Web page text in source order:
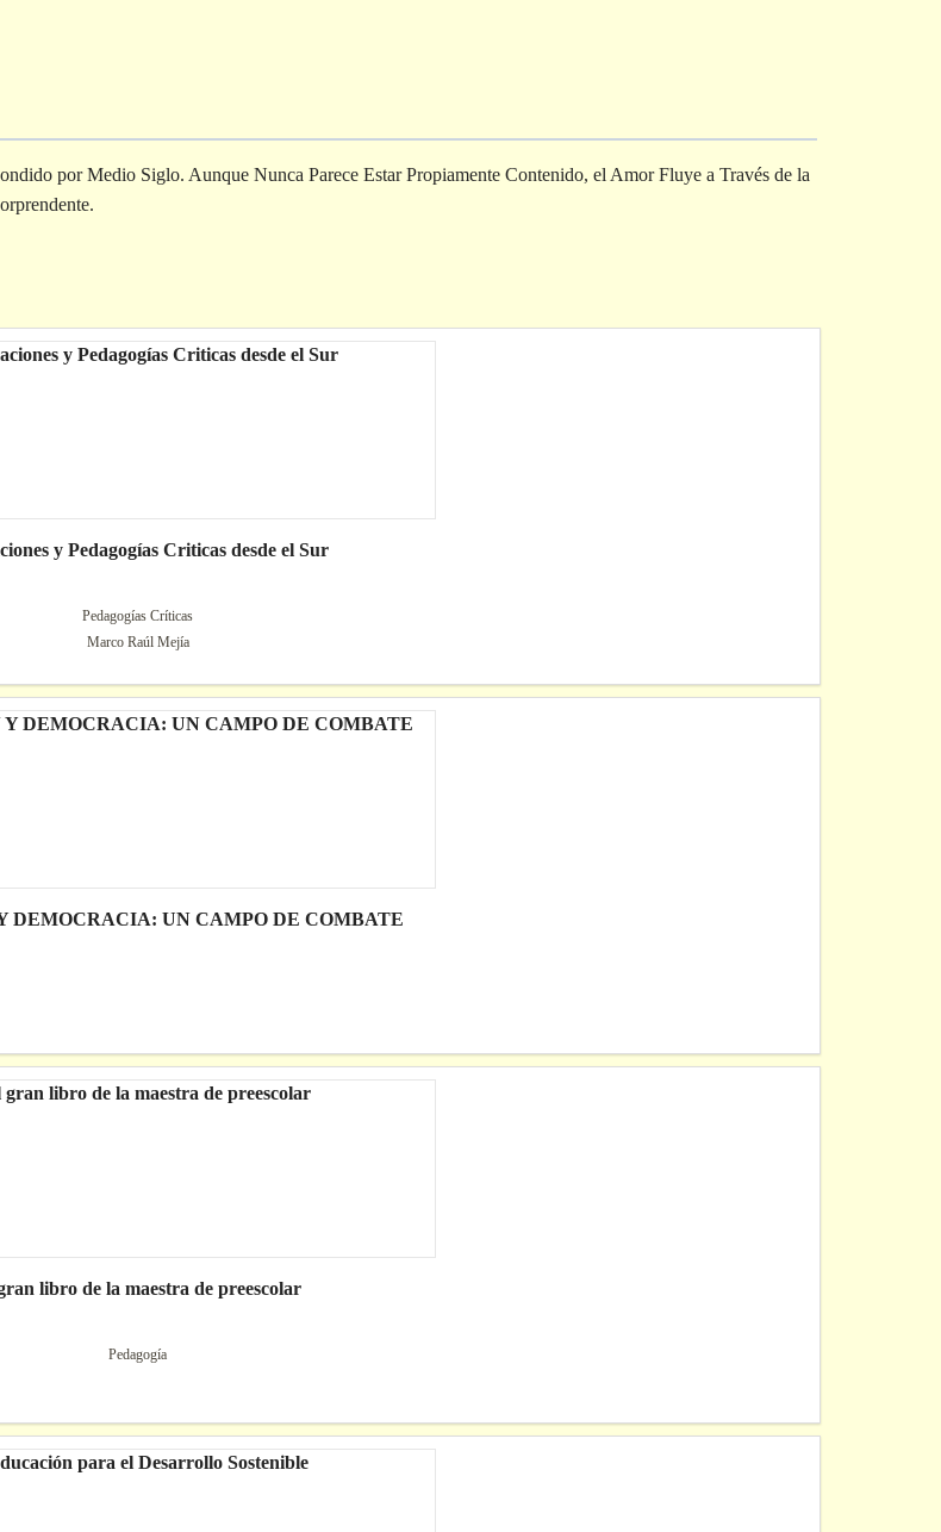
por Medio Siglo. Aunque Nunca Parece Estar Propiamente Contenido, el Amor Fluye a Través de la
y Pedagogías Criticas desde el Sur
Pedagogías Críticas
Marco Raúl Mejía
DEMOCRACIA: UN CAMPO DE COMBATE
libro de la maestra de preescolar
Pedagogía